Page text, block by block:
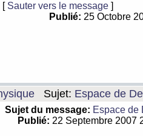
[ Sauter vers le message ]
Publié: 25 Octobre
Sujet: Espace de
Sujet du message: Espace de
Publié: 22 Septembre 2007